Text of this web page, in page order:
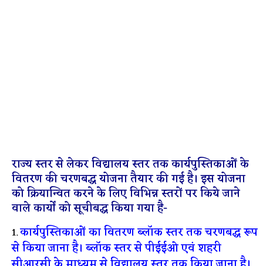
राज्य स्तर से लेकर विद्यालय स्तर तक कार्यपुस्तिकाओं के
वितरण की चरणबद्ध योजना तैयार की गई है। इस योजना
को क्रियान्वित करने के लिए विभिन्न स्तरों पर किये जाने
वाले कार्यों को सूचीबद्ध किया गया है-
कार्यपुस्तिकाओं का वितरण ब्लॉक स्तर तक चरणबद्ध रूप
से किया जाना है। ब्लॉक स्तर से पीईईओ एवं शहरी